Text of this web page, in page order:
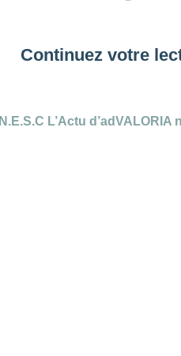
Continuez votre
N.E.S.C L’Actu d’adVALORIA